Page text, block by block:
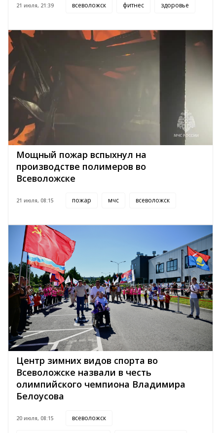
21 июля, 21:39 всеволожск фитнес здоровье
Мощный пожар вспыхнул на
производстве полимеров во
Всеволожске
21 июля, 08:15 пожар мчс всеволожск
Центр зимних видов спорта во
Всеволожске назвали в честь
олимпийского чемпиона Владимира
Белоусова
20 июля, 08:15 всеволожск